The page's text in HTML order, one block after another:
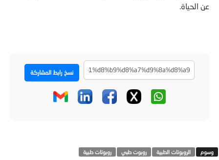
عن الحياة.
نسخ رابط المشاركة
الروبوتات الطبية روبوت طبي روبوتات طبية